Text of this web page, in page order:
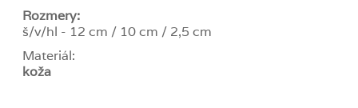
Rozmery:
š/v/hl - 12 cm / 10 cm / 2,5 cm
Materiál:
koža